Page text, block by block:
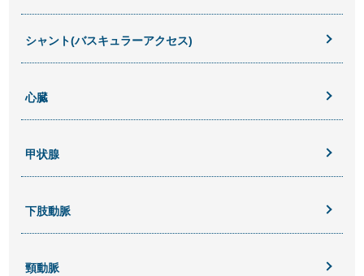
シャント(バスキュラーアクセス)
心臓
甲状腺
下肢動脈
頸動脈